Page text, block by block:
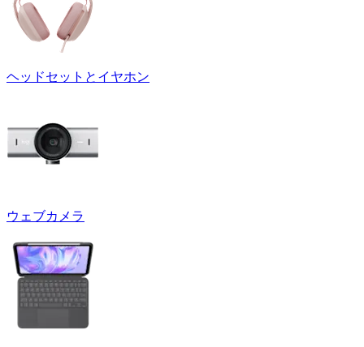
ヘッドセットとイヤホン
ウェブカメラ